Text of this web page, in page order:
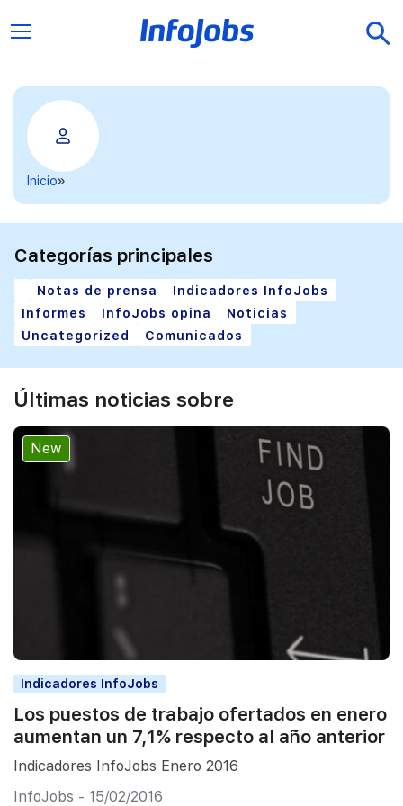
Inicio
Categorías principales
Notas de prensa
Indicadores InfoJobs
Informes
InfoJobs opina
Noticias
Uncategorized
Comunicados
Últimas noticias sobre
New
Indicadores InfoJobs
Los puestos de trabajo ofertados en enero
aumentan un 7,1% respecto al año anterior
Indicadores InfoJobs Enero 2016
InfoJobs - 15/02/2016